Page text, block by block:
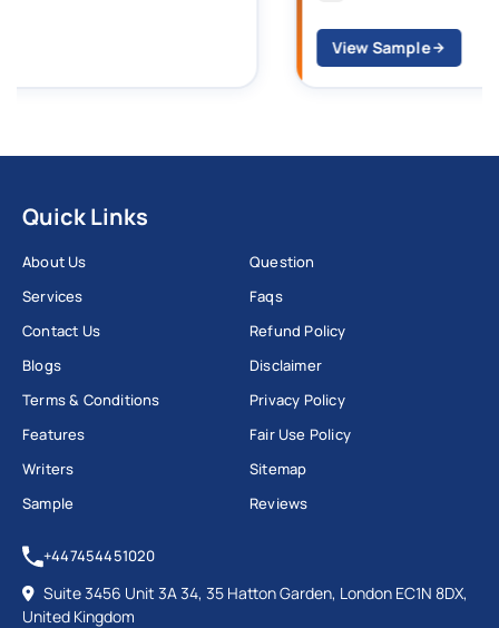
Quick Links
About Us
Services
Contact Us
Blogs
Terms & Conditions
Features
Writers
Sample
Question
Faqs
Refund Policy
Disclaimer
Privacy Policy
Fair Use Policy
Sitemap
Reviews
+447454451020
Suite 3456 Unit 3A 34, 35 Hatton Garden, London EC1N 8DX,
United Kingdom